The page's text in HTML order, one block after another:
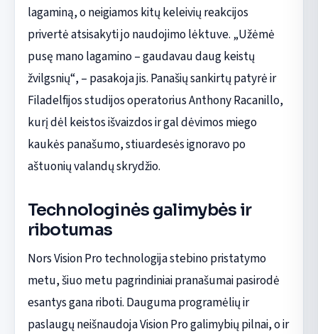
lagaminą, o neigiamos kitų keleivių reakcijos
privertė atsisakyti jo naudojimo lėktuve. „Užėmė
pusę mano lagamino – gaudavau daug keistų
žvilgsnių“, – pasakoja jis. Panašių sankirtų patyrė ir
Filadelfijos studijos operatorius Anthony Racanillo,
kurį dėl keistos išvaizdos ir gal dėvimos miego
kaukės panašumo, stiuardesės ignoravo po
aštuonių valandų skrydžio.
Technologinės galimybės ir
ribotumas
Nors Vision Pro technologija stebino pristatymo
metu, šiuo metu pagrindiniai pranašumai pasirodė
esantys gana riboti. Dauguma programėlių ir
paslaugų neišnaudoja Vision Pro galimybių pilnai, o ir